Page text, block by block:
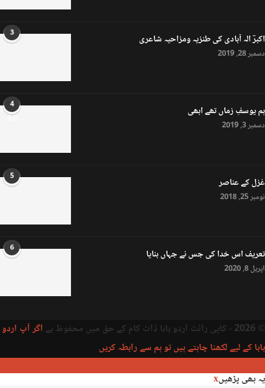
3 اکبرؔ الہ آبادی کی طنزیہ ومزاحیہ شاعری
دسمبر 28, 2019
4
8.0 ہم یوسفِ زماں تھے ابھی
دسمبر 3, 2019
5 غزل کے عناصر
نومبر 25, 2018
6 تعریف اس خدا کی جس نے جہاں بنایا
اپریل 8, 2020
© 2026 - کاپی رائٹ اردو بابا ڈاٹ کام کے حق میں محفوظ ہے
اگر آپ اردو
بابا کے لیے لکھنا چاہتے ہیں تو ہم سے رابطہ کریں
یہ بھی پڑھیںx